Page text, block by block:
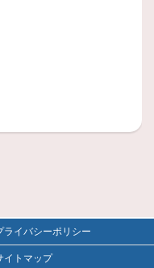
ライバシーポリシー
イトマップ